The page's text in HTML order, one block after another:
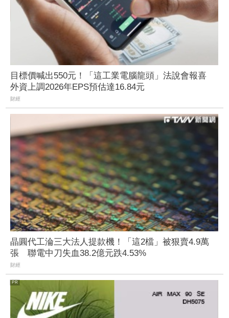
目標價喊出550元！「這工業電腦龍頭」法說會報喜
外資上調2026年EPS預估達16.84元
財經
晶圓代工淪三大法人提款機！「這2檔」被狠賣4.9萬
張 聯電中刀失血38.2億元跌4.53%
財經